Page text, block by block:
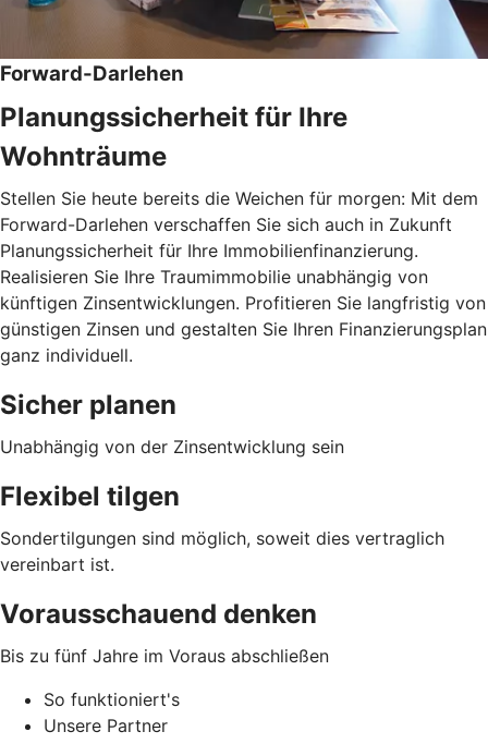
Forward-Darlehen
Planungssicherheit für Ihre
Wohnträume
Stellen Sie heute bereits die Weichen für morgen: Mit dem
Forward-Darlehen verschaffen Sie sich auch in Zukunft
Planungssicherheit für Ihre Immobilienfinanzierung.
Realisieren Sie Ihre Traumimmobilie unabhängig von
künftigen Zinsentwicklungen. Profitieren Sie langfristig von
günstigen Zinsen und gestalten Sie Ihren Finanzierungsplan
ganz individuell.
Sicher planen
Unabhängig von der Zinsentwicklung sein
Flexibel tilgen
Sondertilgungen sind möglich, soweit dies vertraglich
vereinbart ist.
Vorausschauend denken
Bis zu fünf Jahre im Voraus abschließen
So funktioniert's
Unsere Partner